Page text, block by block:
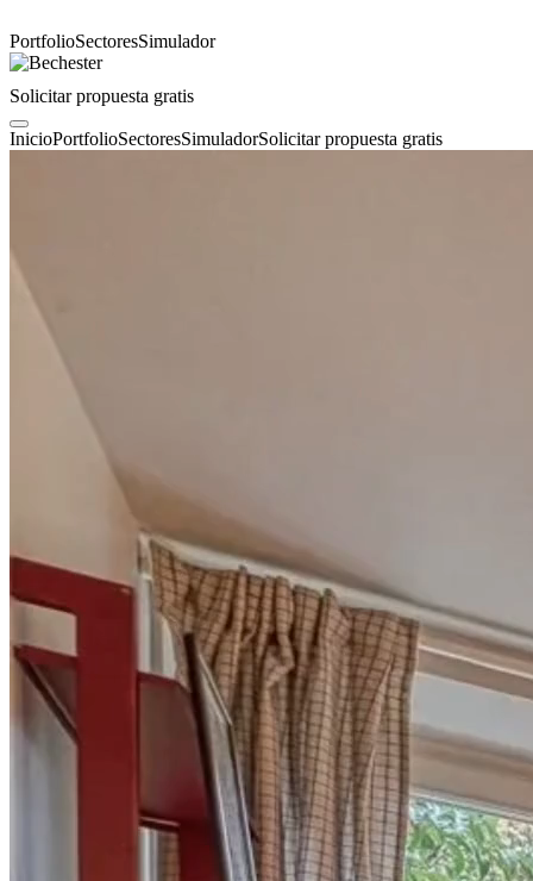
PortfolioSectoresSimulador
Solicitar propuesta gratis
InicioPortfolioSectoresSimuladorSolicitar propuesta gratis